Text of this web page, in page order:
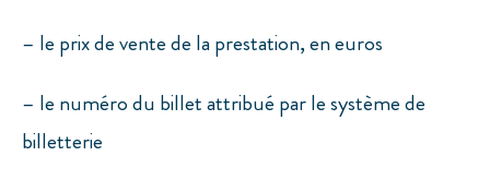
– le prix de vente de la prestation, en euros
– le numéro du billet attribué par le système de
billetterie